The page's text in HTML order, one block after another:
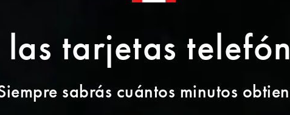
las tarjetas
sabrás cuántos minutos